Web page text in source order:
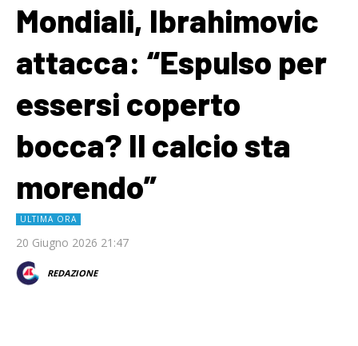
Mondiali, Ibrahimovic
attacca: “Espulso per
essersi coperto
bocca? Il calcio sta
morendo”
ULTIMA ORA
20 Giugno 2026 21:47
REDAZIONE